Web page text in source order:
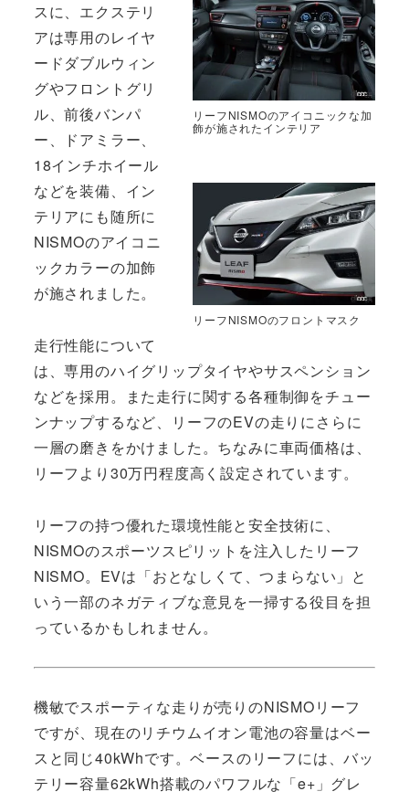
リーフNISMOのアイコニックな加
飾が施されたインテリア
リーフNISMOのフロントマスク
スに、エクステリ
アは専用のレイヤ
ードダブルウィン
グやフロントグリ
ル、前後バンパ
ー、ドアミラー、
18インチホイール
などを装備、イン
テリアにも随所に
NISMOのアイコニ
ックカラーの加飾
が施されました。
走行性能について
は、専用のハイグリップタイヤやサスペンション
などを採用。また走行に関する各種制御をチュー
ンナップするなど、リーフのEVの走りにさらに
一層の磨きをかけました。ちなみに車両価格は、
リーフより30万円程度高く設定されています。
リーフの持つ優れた環境性能と安全技術に、
NISMOのスポーツスピリットを注入したリーフ
NISMO。EVは「おとなしくて、つまらない」と
いう一部のネガティブな意見を一掃する役目を担
っているかもしれません。
機敏でスポーティな走りが売りのNISMOリーフ
ですが、現在のリチウムイオン電池の容量はベー
スと同じ40kWhです。ベースのリーフには、バッ
テリー容量62kWh搭載のパワフルな「e+」グレ